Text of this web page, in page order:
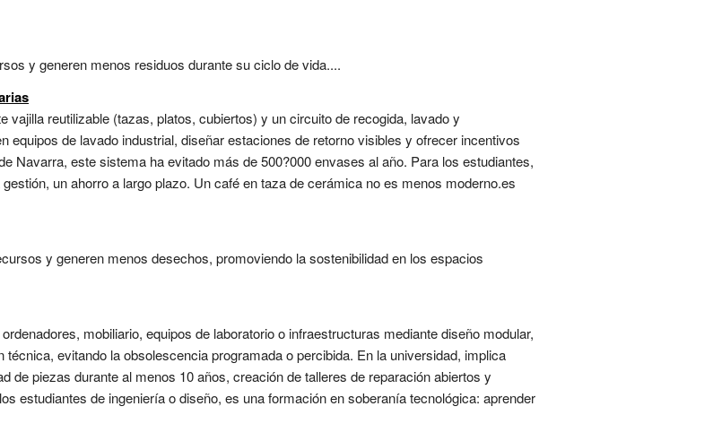
y generen menos residuos durante su ciclo de vida....
vajilla reutilizable (tazas, platos, cubiertos) y un circuito de recogida, lavado y
equipos de lavado industrial, diseñar estaciones de retorno visibles y ofrecer incentivos
Navarra, este sistema ha evitado más de 500?000 envases al año. Para los estudiantes,
un ahorro a largo plazo. Un café en taza de cerámica no es menos moderno.es
y generen menos desechos, promoviendo la sostenibilidad en los espacios
mobiliario, equipos de laboratorio o infraestructuras mediante diseño modular,
evitando la obsolescencia programada o percibida. En la universidad, implica
de piezas durante al menos 10 años, creación de talleres de reparación abiertos y
estudiantes de ingeniería o diseño, es una formación en soberanía tecnológica: aprender